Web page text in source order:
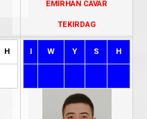
EMİRHAN CAVAR
TEKIRDAG
H I W Y S H